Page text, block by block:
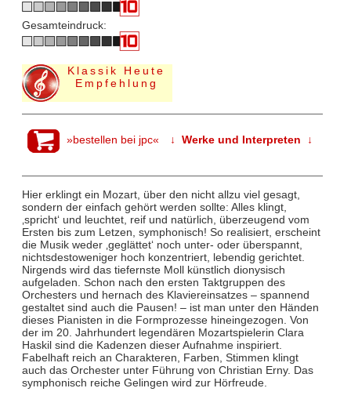
Gesamteindruck:
Klassik Heute
Empfehlung
»bestellen bei jpc« ↓ Werke und Interpreten ↓
Hier erklingt ein Mozart, über den nicht allzu viel gesagt,
sondern der einfach gehört werden sollte: Alles klingt,
‚spricht‘ und leuchtet, reif und natürlich, überzeugend vom
Ersten bis zum Letzen, symphonisch! So realisiert, erscheint
die Musik weder ‚geglättet‘ noch unter- oder überspannt,
nichtsdestoweniger hoch konzentriert, lebendig gerichtet.
Nirgends wird das tiefernste Moll künstlich dionysisch
aufgeladen. Schon nach den ersten Taktgruppen des
Orchesters und hernach des Klaviereinsatzes – spannend
gestaltet sind auch die Pausen! – ist man unter den Händen
dieses Pianisten in die Formprozesse hineingezogen. Von
der im 20. Jahrhundert legendären Mozartspielerin Clara
Haskil sind die Kadenzen dieser Aufnahme inspiriert.
Fabelhaft reich an Charakteren, Farben, Stimmen klingt
auch das Orchester unter Führung von Christian Erny. Das
symphonisch reiche Gelingen wird zur Hörfreude.